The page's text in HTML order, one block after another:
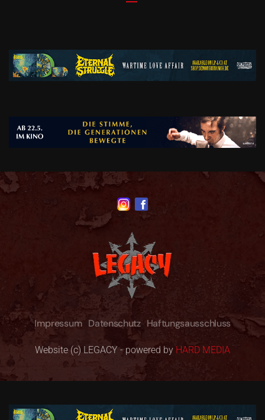
Impressum Datenschutz Haftungsausschluss
Website (c) LEGACY - powered by HARD MEDIA